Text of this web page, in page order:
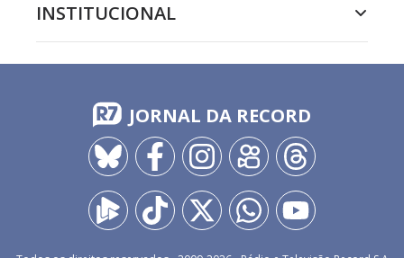
INSTITUCIONAL
JORNAL DA RECORD